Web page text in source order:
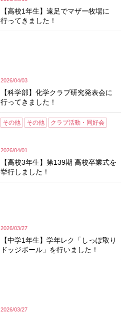
【高校1年生】遠足でマザー牧場に
行ってきました！
2026/04/03
【科学部】化学クラブ研究発表会に
行ってきました！
その他 その他 クラブ活動・同好会
2026/04/01
【高校3年生】第139期 高校卒業式を
挙行しました！
2026/03/27
【中学1年生】学年レク「しっぽ取り
ドッジボール」を行いました！
2026/03/27